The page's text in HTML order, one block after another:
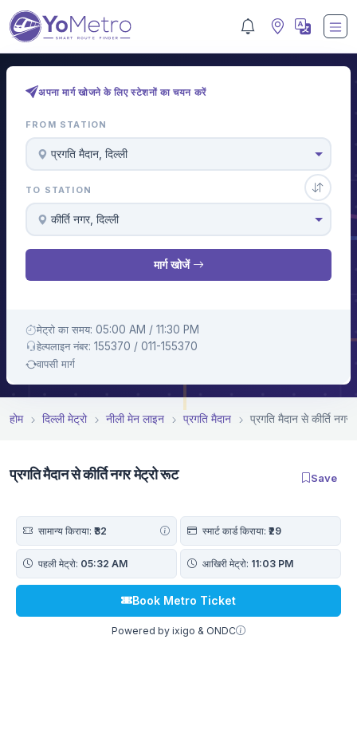
अपना मार्ग खोजने के लिए स्टेशनों का चयन करें
FROM STATION
प्रगति मैदान, दिल्ली
TO STATION
कीर्ति नगर, दिल्ली
मार्ग खोजें
मेट्रो का समय: 05:00 AM / 11:30 PM
हेल्पलाइन नंबर: 155370 / 011-155370
वापसी मार्ग
होम दिल्ली मेट्रो नीली मेन लाइन प्रगति मैदान प्रगति मैदान से कीर्ति नगर
प्रगति मैदान से कीर्ति नगर मेट्रो रूट Save
सामान्य किराया: ₹32 स्मार्ट कार्ड किराया: ₹29
पहली मेट्रो: 05:32 AM आखिरी मेट्रो: 11:03 PM
Book Metro Ticket
Powered by ixigo & ONDC